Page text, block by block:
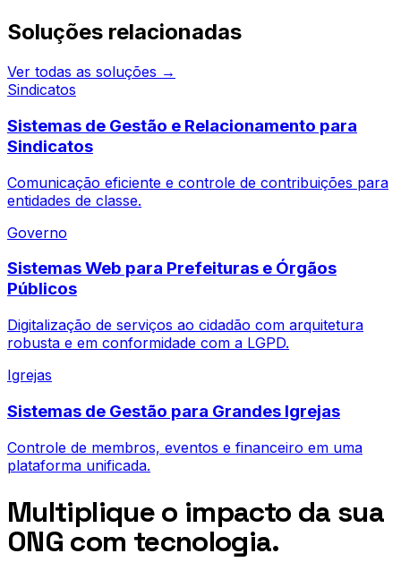
Soluções relacionadas
Ver todas as soluções →
Sindicatos
Sistemas de Gestão e Relacionamento para
Sindicatos
Comunicação eficiente e controle de contribuições para
entidades de classe.
Governo
Sistemas Web para Prefeituras e Órgãos
Públicos
Digitalização de serviços ao cidadão com arquitetura
robusta e em conformidade com a LGPD.
Igrejas
Sistemas de Gestão para Grandes Igrejas
Controle de membros, eventos e financeiro em uma
plataforma unificada.
Multiplique o impacto da sua
ONG com tecnologia.